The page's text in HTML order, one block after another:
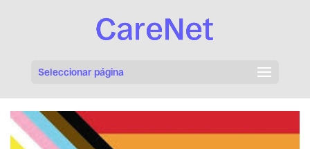
Seleccionar página